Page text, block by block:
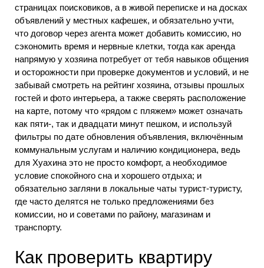
страницах поисковиков, а в живой переписке и на досках
объявлений у местных кафешек, и обязательно учти,
что договор через агента может добавить комиссию, но
сэкономить время и нервные клетки, тогда как аренда
напрямую у хозяина потребует от тебя навыков общения
и осторожности при проверке документов и условий, и не
забывай смотреть на рейтинг хозяина, отзывы прошлых
гостей и фото интерьера, а также сверять расположение
на карте, потому что «рядом с пляжем» может означать
как пяти-, так и двадцати минут пешком, и используй
фильтры по дате обновления объявления, включённым
коммунальным услугам и наличию кондиционера, ведь
для Хуахина это не просто комфорт, а необходимое
условие спокойного сна и хорошего отдыха; и
обязательно загляни в локальные чаты турист-туристу,
где часто делятся не только предложениями без
комиссии, но и советами по району, магазинам и
транспорту.
Как проверить квартиру